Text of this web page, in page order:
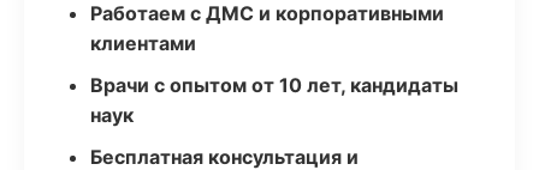
Работаем с ДМС и корпоративными
клиентами
Врачи с опытом от 10 лет, кандидаты
наук
Бесплатная консультация и